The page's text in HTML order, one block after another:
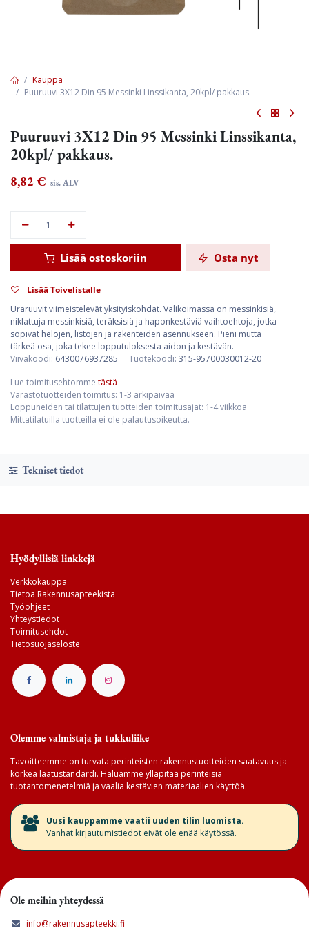
Kauppa
Puuruuvi 3X12 Din 95 Messinki Linssikanta, 20kpl/ pakkaus.
Puuruuvi 3X12 Din 95 Messinki Linssikanta,
20kpl/ pakkaus.
8,82€ sis. ALV
Lisää ostoskoriin Osta nyt
Lisää Toivelistalle
Uraruuvit viimeistelevät yksityiskohdat. Valikoimassa on messinkisiä,
niklattuja messinkisiä, teräksisiä ja haponkestäviä vaihtoehtoja, jotka
sopivat helojen, listojen ja rakenteiden asennukseen. Pieni mutta
tärkeä osa, joka tekee lopputuloksesta aidon ja kestävän.
Viivakoodi: 6430076937285 Tuotekoodi: 315-95700030012-20
Lue toimitusehtomme tästä
Varastotuotteiden toimitus: 1-3 arkipäivää
Loppuneiden tai tilattujen tuotteiden toimitusajat: 1-4 viikkoa
Mittatilatuilla tuotteilla ei ole palautusoikeutta.
Tekniset tiedot
Hyödyllisiä linkkejä
Verkkokauppa
Tietoa Rakennusapteekista
Työohjeet
Yhteystiedot
Toimitusehdot
Tietosuojaseloste
Olemme valmistaja ja tukkuliike
Tavoitteemme on turvata perinteisten rakennustuotteiden saatavuus ja
korkea laatustandardi. Haluamme ylläpitää perinteisiä
tuotantomenetelmiä ja vaalia kestävien materiaalien käyttöä.
​Uusi kauppamme vaatii uuden tilin luomista.
Vanhat kirjautumistiedot eivät ole enää käytössä.
Ole meihin yhteydessä
info@rakennusapteekki.fi